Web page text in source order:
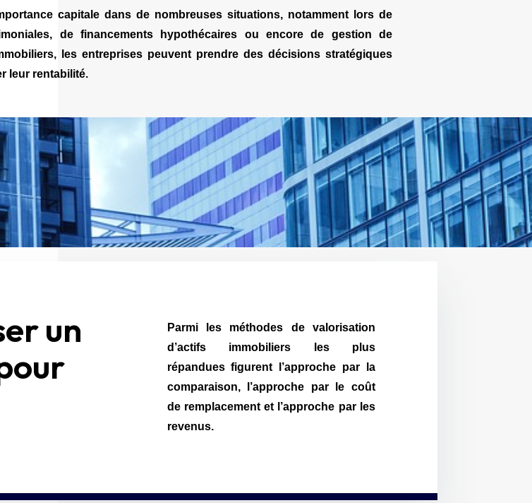
capitale dans de nombreuses situations, notamment lors de
de financements hypothécaires ou encore de gestion de
les entreprises peuvent prendre des décisions stratégiques
leur rentabilité.
un
Parmi les méthodes de valorisation
d’actifs immobiliers les plus
répandues figurent l’approche par la
comparaison, l’approche par le coût
de remplacement et l’approche par les
revenus.